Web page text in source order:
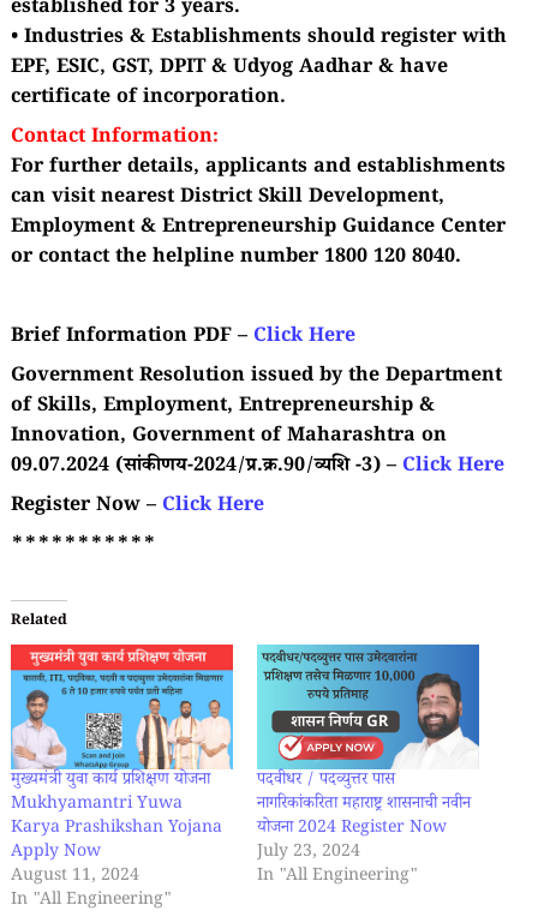
established for 3 years.
• Industries & Establishments should register with
EPF, ESIC, GST, DPIT & Udyog Aadhar & have
certificate of incorporation.
Contact Information:
For further details, applicants and establishments
can visit nearest District Skill Development,
Employment & Entrepreneurship Guidance Center
or contact the helpline number 1800 120 8040.
Brief Information PDF – Click Here
Government Resolution issued by the Department
of Skills, Employment, Entrepreneurship &
Innovation, Government of Maharashtra on
09.07.2024 (सांकीणय-2024/प्र.क्र.90/व्यशि -3) – Click Here
Register Now – Click Here
***********
Related
मुख्यमंत्री युवा कार्य प्रशिक्षण योजना
Mukhyamantri Yuwa
Karya Prashikshan Yojana
Apply Now
August 11, 2024
In "All Engineering"
पदवीधर / पदव्युत्तर पास
नागरिकांकरिता महाराष्ट्र शासनाची नवीन
योजना 2024 Register Now
July 23, 2024
In "All Engineering"